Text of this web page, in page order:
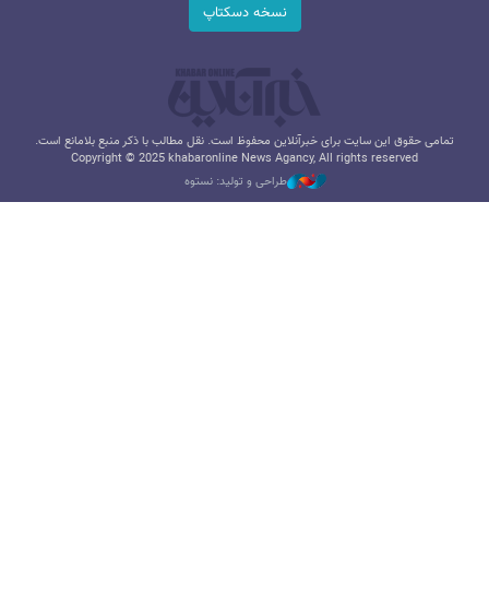
نسخه دسکتاپ
تمامی حقوق این سایت برای خبرآنلاین محفوظ است. نقل مطالب با ذکر منبع بلامانع است.
Copyright © 2025 khabaronline News Agancy, All rights reserved
طراحی و تولید: نستوه